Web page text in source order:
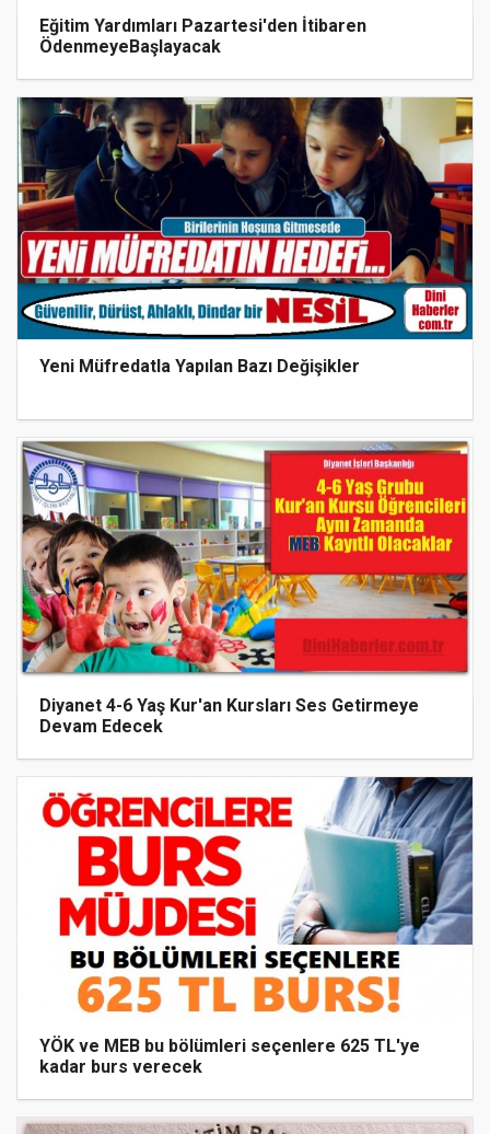
Eğitim Yardımları Pazartesi'den İtibaren
ÖdenmeyeBaşlayacak
Yeni Müfredatla Yapılan Bazı Değişikler
Diyanet 4-6 Yaş Kur'an Kursları Ses Getirmeye
Devam Edecek
YÖK ve MEB bu bölümleri seçenlere 625 TL'ye
kadar burs verecek